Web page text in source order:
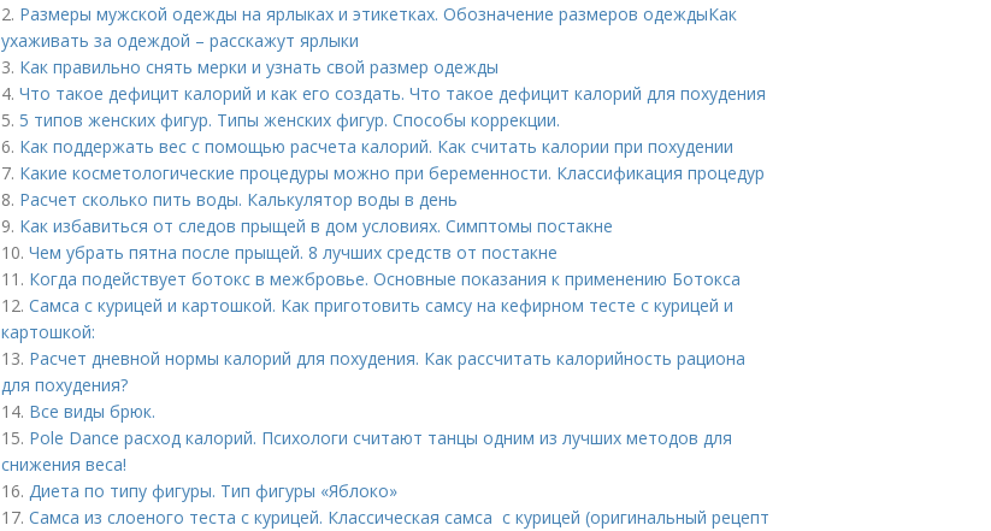
2. Размеры мужской одежды на ярлыках и этикетках. Обозначение размеров одеждыКак
ухаживать за одеждой – расскажут ярлыки
3. Как правильно снять мерки и узнать свой размер одежды
4. Что такое дефицит калорий и как его создать. Что такое дефицит калорий для похудения
5. 5 типов женских фигур. Типы женских фигур. Способы коррекции.
6. Как поддержать вес с помощью расчета калорий. Как считать калории при похудении
7. Какие косметологические процедуры можно при беременности. Классификация процедур
8. Расчет сколько пить воды. Калькулятор воды в день
9. Как избавиться от следов прыщей в дом условиях. Симптомы постакне
10. Чем убрать пятна после прыщей. 8 лучших средств от постакне
11. Когда подействует ботокс в межбровье. Основные показания к применению Ботокса
12. Самса с курицей и картошкой. Как приготовить самсу на кефирном тесте с курицей и
картошкой:
13. Расчет дневной нормы калорий для похудения. Как рассчитать калорийность рациона
для похудения?
14. Все виды брюк.
15. Pole Dance расход калорий. Психологи считают танцы одним из лучших методов для
снижения веса!
16. Диета по типу фигуры. Тип фигуры «Яблоко»
17. Самса из слоеного теста с курицей. Классическая самса с курицей (оригинальный рецепт